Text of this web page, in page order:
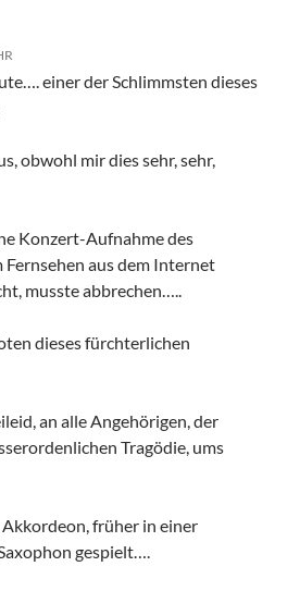
einer der Schlimmsten dieses
obwohl mir dies sehr, sehr,
Konzert-Aufnahme des
aus dem Internet
musste abbrechen…..
dieses fürchterlichen
an alle Angehörigen, der
Tragödie, ums
früher in einer
gespielt….